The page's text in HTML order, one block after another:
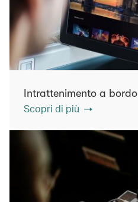
Intrattenimento a bordo
Scopri di più